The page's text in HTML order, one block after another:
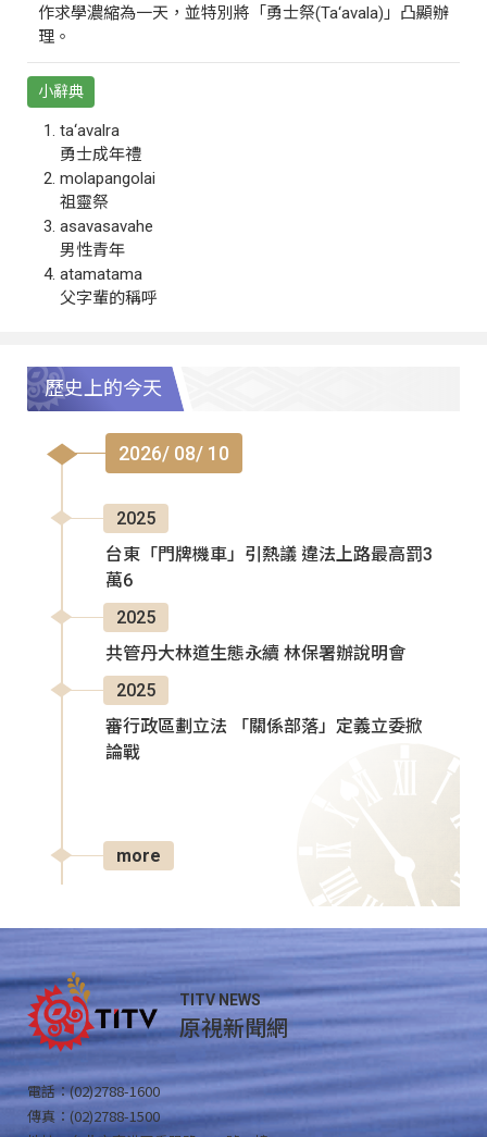
作求學濃縮為一天，並特別將「勇士祭(Ta‘avala)」凸顯辦
理。
小辭典
ta‘avalra
勇士成年禮
molapangolai
祖靈祭
asavasavahe
男性青年
atamatama
父字輩的稱呼
歷史上的今天
2026/ 08/ 10
2025
台東「門牌機車」引熱議 違法上路最高罰3
萬6
2025
共管丹大林道生態永續 林保署辦說明會
2025
審行政區劃立法 「關係部落」定義立委掀
論戰
more
TITV NEWS
原視新聞網
電話：(02)2788-1600
傳真：(02)2788-1500